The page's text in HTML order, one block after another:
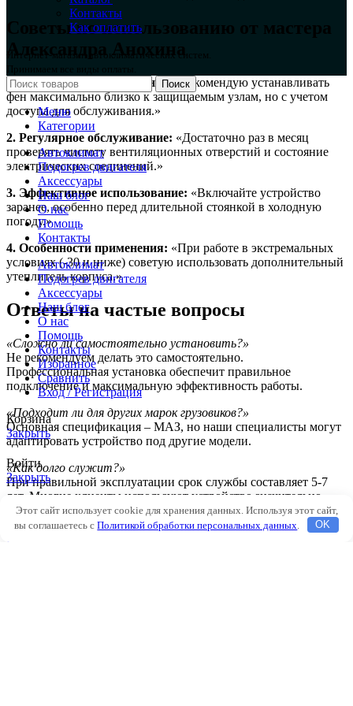
Советы по использованию от мастера
Александра Анохина
1. Оптимальное размещение:«Рекомендую устанавливать
фен максимально близко к защищаемым узлам, но с учетом
доступа для обслуживания.»
2. Регулярное обслуживание: «Достаточно раз в месяц
проверять чистоту вентиляционных отверстий и состояние
электрических соединений.»
3. Эффективное использование: «Включайте устройство
заранее, особенно перед длительной стоянкой в холодную
погоду.»
4. Особенности применения: «При работе в экстремальных
условиях (-30 и ниже) советую использовать дополнительный
утеплитель корпуса.»
Ответы на частые вопросы
«Сложно ли самостоятельно установить?»
Не рекомендуем делать это самостоятельно.
Профессиональная установка обеспечит правильное
подключение и максимальную эффективность работы.
«Подходит ли для других марок грузовиков?»
Основная спецификация – МАЗ, но наши специалисты могут
адаптировать устройство под другие модели.
«Как долго служит?»
При правильной эксплуатации срок службы составляет 5-7
лет. Многие клиенты используют устройство значительно
дольше без нареканий.
Заключение и специальное
Контакты
Как оплатить
Интернет-магазин автоклиматических систем.
Принимаем все виды оплаты.
Поиск
Меню
Категории
Автоклимат
Подогрев двигателя
Аксессуары
Наш блог
О нас
Помощь
Контакты
Автоклимат
Подогрев двигателя
Аксессуары
Наш блог
О нас
Помощь
Контакты
Избранное
Сравнить
Вход / Регистрация
Корзина
Закрыть
Войти
Закрыть
Еще нет аккаунта?
Создать аккаунт
Магазин
Этот сайт использует cookie для хранения данных. Используя этот сайт,
вы соглашаетесь сПолитикой обработки персональных данных OK